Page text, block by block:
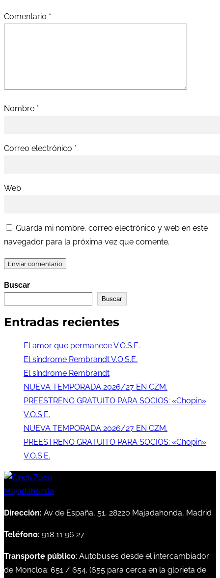
Comentario *
Nombre *
Correo electrónico *
Web
Guarda mi nombre, correo electrónico y web en este
navegador para la próxima vez que comente.
Buscar
Buscar
Entradas recientes
El amor que permanece V.O.S.E.
El síndrome Rembrandt V.O.S.E.
El síndrome Rembrandt
NUEVA TEMPORADA 2026/27 EN CZM.
PREESTRENO GRATUITO PARA SOCIOS: «Chopin»
V.O.S.E.
NUEVA TEMPORADA 2026/27 EN CZM.
PREESTRENO GRATUITO PARA SOCIOS: «Chopin»
V.O.S.E.
Dirección: Av de España, 51, 28220 Majadahonda, Madrid
Teléfono: 918 11 96 27
Transporte público: Autobuses desde el intercambiador
de Moncloa: 651 / 654. (655 para cerca en la glorieta de